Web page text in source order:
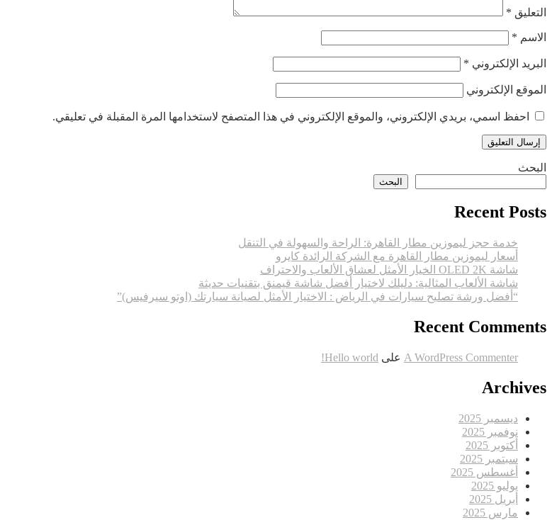
التعليق *
الاسم *
البريد الإلكتروني *
الموقع الإلكتروني
احفظ اسمي، بريدي الإلكتروني، والموقع الإلكتروني في هذا المتصفح لاستخدامها المرة المقبلة في تعليقي.
البحث
البحث
Recent Posts
خدمة حجز ليموزين مطار القاهرة: الراحة والسهولة في التنقل
أسعار ليموزين مطار القاهرة مع الشركة الرائدة كايرو
شاشة OLED 2K الخيار الأمثل لعشاق الألعاب والاحتراف
شاشة الألعاب المثالية: دليلك لاختيار أفضل شاشة قيمنق بتقنيات حديثة
“أفضل ورشة تصليح سيارات في الرياض : الاختيار الأمثل لصيانة سيارتك (اوتو سيرفيس)”
Recent Comments
A WordPress Commenter على Hello world!
Archives
ديسمبر 2025
نوفمبر 2025
أكتوبر 2025
سبتمبر 2025
أغسطس 2025
يوليو 2025
أبريل 2025
مارس 2025